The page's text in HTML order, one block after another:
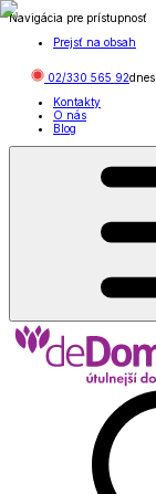
Navigácia pre prístupnosť
Prejsť na obsah
02/330 565 92dnes
Kontakty
O nás
Blog